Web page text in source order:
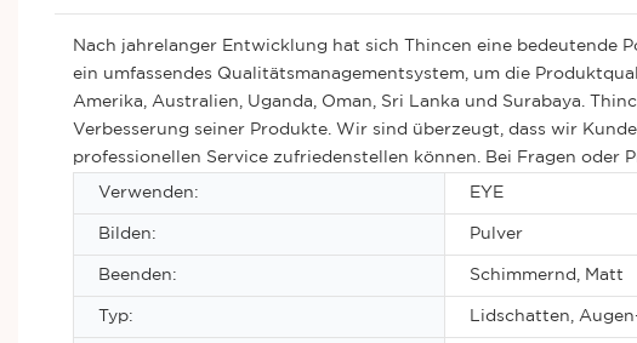
Nach jahrelanger Entwicklung hat sich Thincen eine
ein umfassendes Qualitätsmanagementsystem, um die
Amerika, Australien, Uganda, Oman, Sri Lanka und Surabaya.
Verbesserung seiner Produkte. Wir sind überzeugt, dass wir
professionellen Service zufriedenstellen können. Bei Fragen
Verwenden: EYE
Bilden: Pulver
Beenden: Schimmernd, Matt
Typ: Lidschatten,